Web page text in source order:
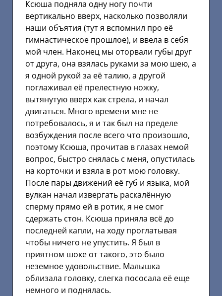
Ксюша подняла одну ногу почти
вертикально вверх, насколько позволяли
наши объятия (тут я вспомнил про её
гимнастическое прошлое), и ввела в себя
мой член. Наконец мы оторвали губы друг
от друга, она взялась руками за мою шею, а
я одной рукой за её талию, а другой
поглаживал её прелестную ножку,
вытянутую вверх как стрела, и начал
двигаться. Много времени мне не
потребовалось, я и так был на пределе
возбуждения после всего что произошло,
поэтому Ксюша, прочитав в глазах немой
вопрос, быстро снялась с меня, опустилась
на корточки и взяла в рот мою головку.
После пары движений её губ и языка, мой
вулкан начал извергать раскалённую
сперму прямо ей в ротик, я не смог
сдержать стон. Ксюша приняла всё до
последней капли, на ходу проглатывая
чтобы ничего не упустить. Я был в
приятном шоке от такого, это было
неземное удовольствие. Малышка
облизала головку, слегка пососала её еще
немного и поднялась.